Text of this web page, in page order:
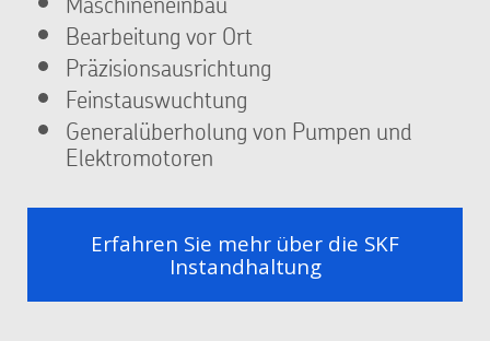
Bearbeitung vor Ort
Präzisionsausrichtung
Feinstauswuchtung
Generalüberholung von Pumpen und
Elektromotoren
Erfahren Sie mehr über die SKF
Instandhaltung